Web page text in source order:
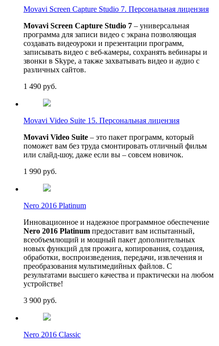
Movavi Screen Capture Studio 7. Персональная лицензия
Movavi Screen Capture Studio 7 – универсальная
программа для записи видео с экрана позволяющая
создавать видеоуроки и презентации программ,
записывать видео с веб-камеры, сохранять вебинары и
звонки в Skype, а также захватывать видео и аудио с
различных сайтов.
1 490 руб.
Movavi Video Suite 15. Персональная лицензия
Movavi Video Suite – это пакет программ, который
поможет вам без труда смонтировать отличный фильм
или слайд-шоу, даже если вы – совсем новичок.
1 990 руб.
Nero 2016 Platinum
Инновационное и надежное программное обеспечение
Nero 2016 Platinum предоставит вам испытанный,
всеобъемлющий и мощный пакет дополнительных
новых функций для прожига, копирования, создания,
обработки, воспроизведения, передачи, извлечения и
преобразования мультимедийных файлов. С
результатами высшего качества и практически на любом
устройстве!
3 900 руб.
Nero 2016 Classic